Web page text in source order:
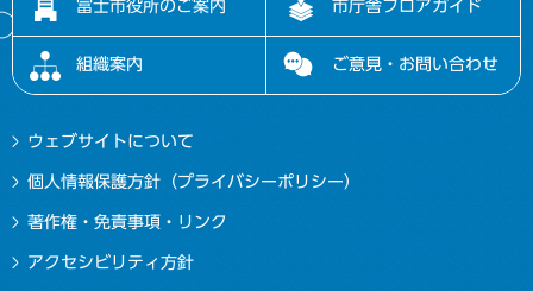
富士市役所のご案内 市庁舎フロアガイド
組織案内 ご意見・お問い合わせ
ウェブサイトについて
個人情報保護方針（プライバシーポリシー）
著作権・免責事項・リンク
アクセシビリティ方針